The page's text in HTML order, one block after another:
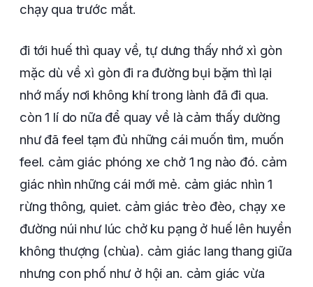
chạy qua trước mắt.
đi tới huế thì quay về, tự dưng thấy nhớ xì gòn
mặc dù về xì gòn đi ra đường bụi bặm thì lại
nhớ mấy nơi không khí trong lành đã đi qua.
còn 1 lí do nữa để quay về là cảm thấy dường
như đã feel tạm đủ những cái muốn tìm, muốn
feel. cảm giác phóng xe chở 1 ng nào đó. cảm
giác nhìn những cái mới mẻ. cảm giác nhìn 1
rừng thông, quiet. cảm giác trèo đèo, chạy xe
đường núi như lúc chở ku pạng ở huế lên huyền
không thượng (chùa). cảm giác lang thang giữa
nhưng con phố như ở hội an. cảm giác vừa